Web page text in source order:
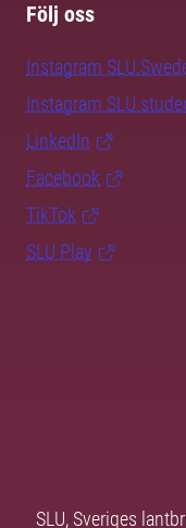
Följ oss
Instagram
Instagram
LinkedIn
Facebook
TikTok
SLU Play
SLU, Sveriges